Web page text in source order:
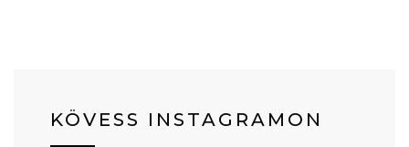
KÖVESS INSTAGRAMON